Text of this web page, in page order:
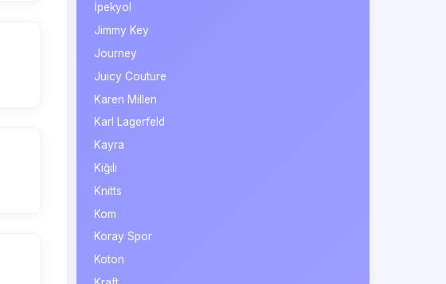
İpekyol
Jimmy Key
Journey
Juicy Couture
Karen Millen
Karl Lagerfeld
Kayra
Kiğılı
Knitts
Kom
Koray Spor
Koton